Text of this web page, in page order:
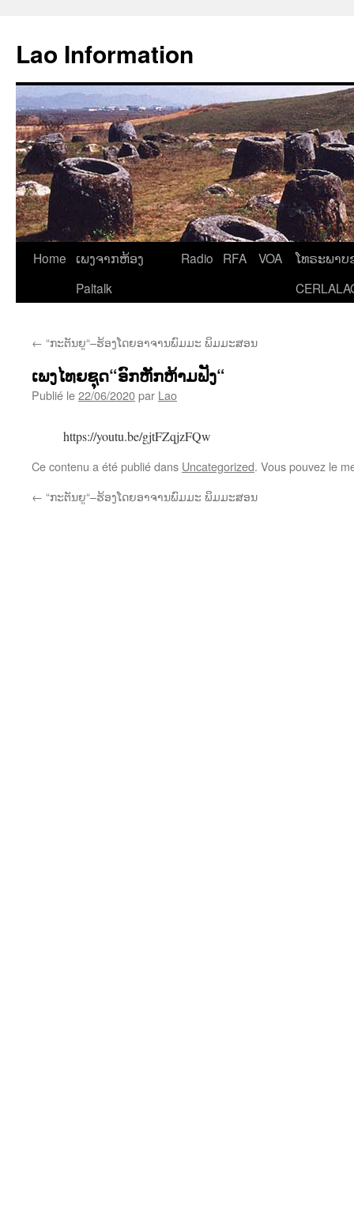
contenu
Lao Information
Home
ເພງຈາກຫ້ອງ
Paltalk
Radio RFA VOA
ໂທຣະພາບ
← “ກະຕັນຍູ“–ຮ້ອງໂດຍອາຈານພົມມະ ພິມມະສອນ
ເພງໄທຍຊຸດ“ອົກຫັກຫ້າມຟັງ“
Publié le22/06/2020par Lao
https://youtu.be/gjtFZqjzFQw
Ce contenu a été publié dans Uncategorized. Vous pouvez le
← “ກະຕັນຍູ“–ຮ້ອງໂດຍອາຈານພົມມະ ພິມມະສອນ